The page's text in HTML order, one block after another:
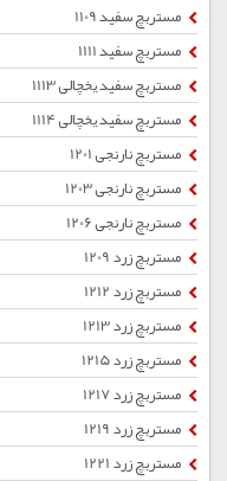
مستربچ سفید 1109
مستربچ سفید 1111
مستربچ سفید یخچالی 1113
مستربچ سفید یخچالی 1114
مستربچ نارنجی 1201
مستربچ نارنجی 1203
مستربچ نارنجی 1206
مستربچ زرد 1209
مستربچ زرد 1212
مستربچ زرد 1213
مستربچ زرد 1215
مستربچ زرد 1217
مستربچ زرد 1219
مستربچ زرد 1221